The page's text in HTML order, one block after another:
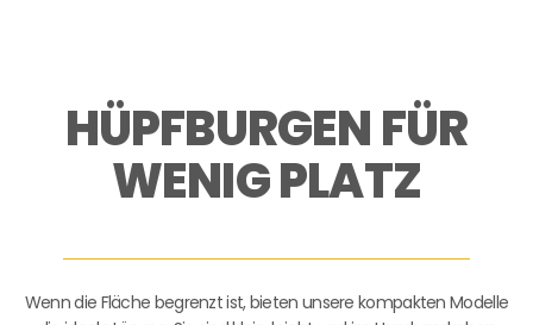
HÜPFBURGEN FÜR
WENIG PLATZ
Wenn die Fläche begrenzt ist, bieten unsere kompakten Modelle